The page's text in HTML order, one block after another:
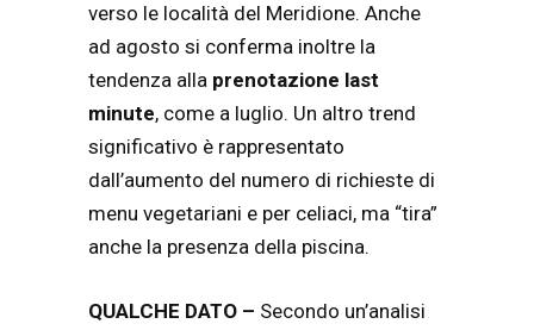
verso le località del Meridione. Anche
ad agosto si conferma inoltre la
tendenza alla prenotazione last
minute, come a luglio. Un altro trend
significativo è rappresentato
dall’aumento del numero di richieste di
menu vegetariani e per celiaci, ma “tira”
anche la presenza della piscina.
QUALCHE DATO – Secondo un’analisi